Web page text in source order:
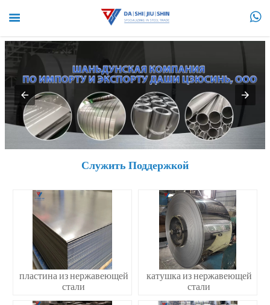
 
Служить Поддержкой
пластина из нержавеющей
стали
катушка из нержавеющей
стали